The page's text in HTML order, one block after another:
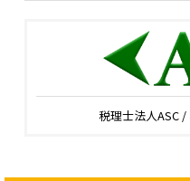
税理士法人ASC